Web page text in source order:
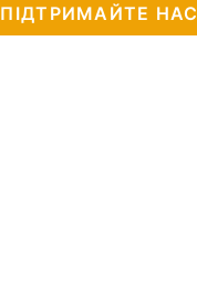
ПІДТРИМАЙТЕ НАС